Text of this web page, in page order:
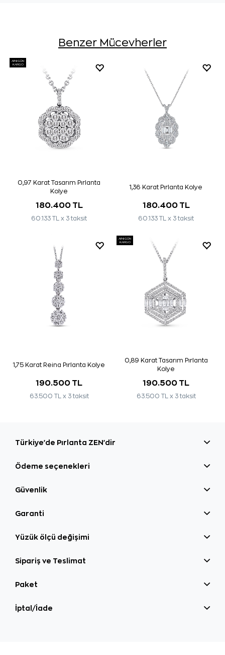
Benzer Mücevherler
AYNI GÜN
KARGO
0,97 Karat Tasarım Pırlanta
Kolye
180.400 TL
60.133 TL x 3 taksit
1,36 Karat Pırlanta Kolye
180.400 TL
60.133 TL x 3 taksit
1,75 Karat Reina Pırlanta Kolye
190.500 TL
63.500 TL x 3 taksit
AYNI GÜN
KARGO
0,89 Karat Tasarım Pırlanta
Kolye
190.500 TL
63.500 TL x 3 taksit
Türkiye'de Pırlanta ZEN'dir
Ödeme seçenekleri
Güvenlik
Garanti
Yüzük ölçü değişimi
Sipariş ve Teslimat
Paket
İptal/İade